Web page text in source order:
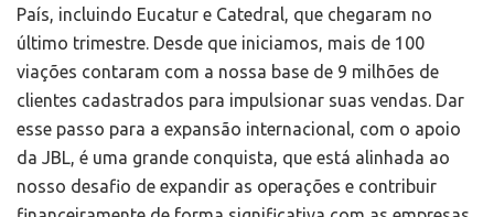
País, incluindo Eucatur e Catedral, que chegaram no
último trimestre. Desde que iniciamos, mais de 100
viações contaram com a nossa base de 9 milhões de
clientes cadastrados para impulsionar suas vendas. Dar
esse passo para a expansão internacional, com o apoio
da JBL, é uma grande conquista, que está alinhada ao
nosso desafio de expandir as operações e contribuir